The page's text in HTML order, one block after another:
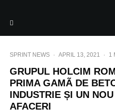
SPRINT NEWS · APRIL 13, 2021 · 1
GRUPUL HOLCIM
PRIMA GAMÃ DE
INDUSTRIE ȘI UN
AFACERI